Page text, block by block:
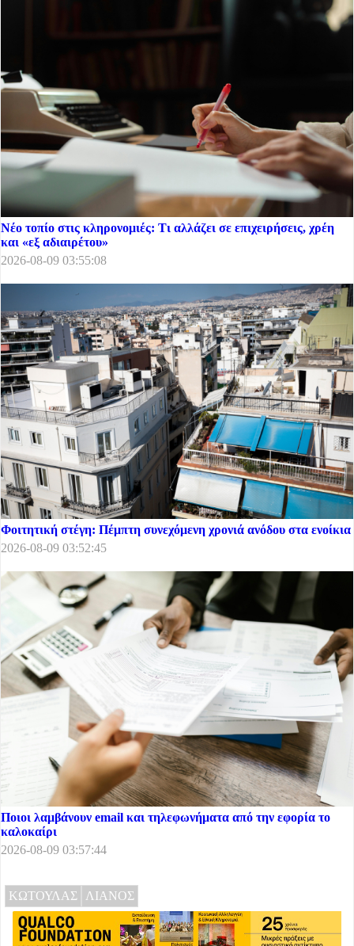
Νέο τοπίο στις κληρονομιές: Τι αλλάζει σε επιχειρήσεις, χρέη
και «εξ αδιαιρέτου»
2026-08-09 03:55:08
Φοιτητική στέγη: Πέμπτη συνεχόμενη χρονιά ανόδου στα ενοίκια
2026-08-09 03:52:45
Ποιοι λαμβάνουν email και τηλεφωνήματα από την εφορία το
καλοκαίρι
2026-08-09 03:57:44
ΚΩΤΟΥΛΑΣ ΛΙΑΝΟΣ